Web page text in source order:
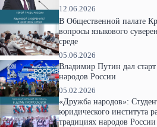
12.06.2026
В Общественной палате
вопросы языкового
среде
05.06.2026
Владимир Путин дал старт
народов России
05.02.2026
«Дружба народов»:
юридического института
традициях народов России